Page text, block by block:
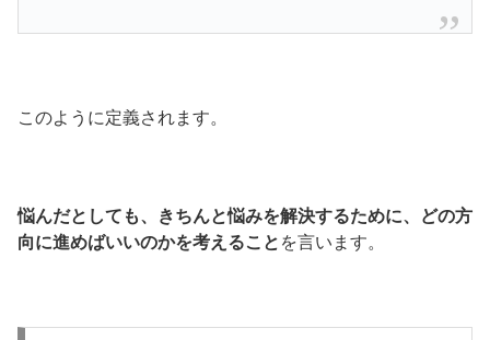
このように定義されます。
悩んだとしても、きちんと悩みを解決するために、どの方
向に進めばいいのかを考えること を言います。